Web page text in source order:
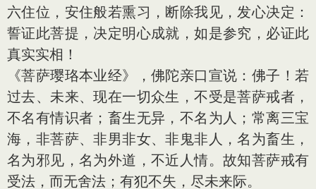
六住位，安住般若熏习，断除我见，发心决定：
誓证此菩提，决定明心成就，如是参究，必证此
真实实相！
《菩萨璎珞本业经》，佛陀亲口宣说：佛子！若
过去、未来、现在一切众生，不受是菩萨戒者，
不名有情识者；畜生无异，不名为人；常离三宝
海，非菩萨、非男非女、非鬼非人，名为畜生，
名为邪见，名为外道，不近人情。故知菩萨戒有
受法，而无舍法；有犯不失，尽未来际。